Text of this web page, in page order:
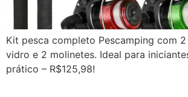
Kit pesca completo Pescamping com
vidro e 2 molinetes. Ideal para
prático – R$125,98!